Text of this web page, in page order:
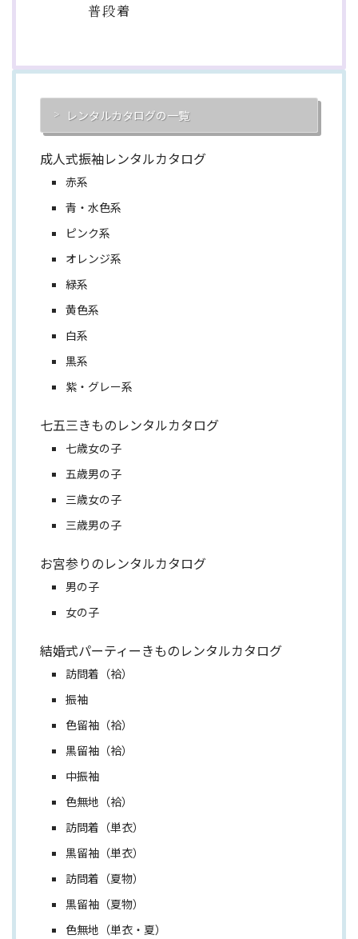
普段着
レンタルカタログの一覧
成人式振袖レンタルカタログ
赤系
青・水色系
ピンク系
オレンジ系
緑系
黄色系
白系
黒系
紫・グレー系
七五三きものレンタルカタログ
七歳女の子
五歳男の子
三歳女の子
三歳男の子
お宮参りのレンタルカタログ
男の子
女の子
結婚式パーティーきものレンタルカタログ
訪問着（袷）
振袖
色留袖（袷）
黒留袖（袷）
中振袖
色無地（袷）
訪問着（単衣）
黒留袖（単衣）
訪問着（夏物）
黒留袖（夏物）
色無地（単衣・夏）